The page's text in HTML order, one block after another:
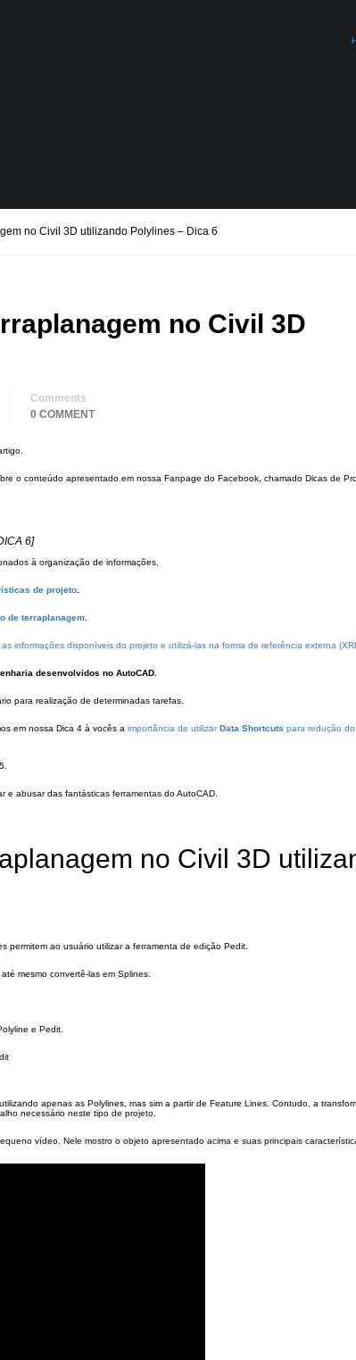
no Civil 3D utilizando Polylines – Dica 6
no Civil 3D
Comments
0 COMMENT
o conteúdo apresentado em nossa Fanpage do Facebook, chamado Dicas de
6]
à organização de informações.
de projeto
de terraplanagem
informações disponíveis do projeto e utilizá-las na forma de referência externa
desenvolvidos no AutoCAD.
para realização de determinadas tarefas.
em nossa Dica 4 à vocês a importância de utilizarData Shortcuts para redução
abusar das fantásticas ferramentas do AutoCAD.
no Civil 3D
permitem ao usuário utilizar a ferramenta de edição Pedit.
mesmo convertê-las em Splines.
e Pedit.
apenas as Polylines, mas sim a partir de Feature Lines. Contudo, a
necessário neste tipo de projeto.
vídeo. Nele mostro o objeto apresentado acima e suas principais